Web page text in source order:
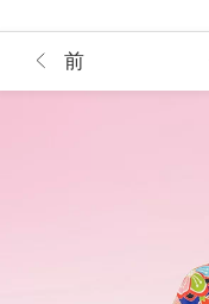
前